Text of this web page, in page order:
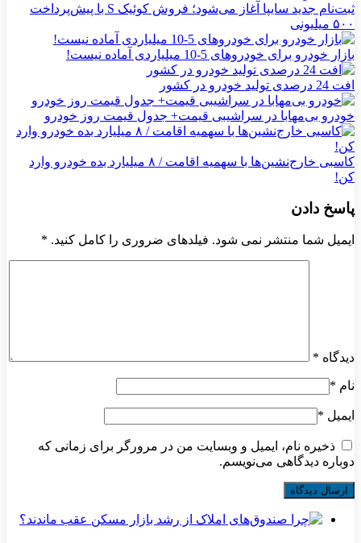
ثبت‌نام جدید سایپا آغاز می‌شود؛ فروش کوئیک S با پیش‌پرداخت
۵۰۰ میلیونی
بازار خودرو برای خودروهای 5-10 میلیاردی آماده نیست!
افت 24 درصدی تولید خودرو در کشور
خودرو بی‌مهابا در سراشیبی قیمت+ جدول قیمت روز خودرو
کاسبی خارج‌نشین‌ها با سهمیه اقامت / ۸ میلیارد بده خودرو وارد
کن!
پاسخ دادن
ایمیل شما منتشر نمی شود. فیلدهای ضروری را کامل کنید. *
دیدگاه *
نام *
ایمیل *
ذخیره نام، ایمیل و وبسایت من در مرورگر برای زمانی که
دوباره دیدگاهی می‌نویسم.